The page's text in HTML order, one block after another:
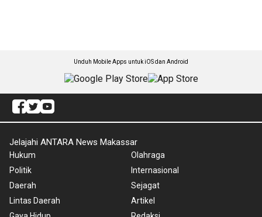
Unduh Mobile Apps untuk iOS dan Android
Jelajahi ANTARA News Makassar
Hukum
Politik
Daerah
Lintas Daerah
Olahraga
Internasional
Sejagat
Artikel